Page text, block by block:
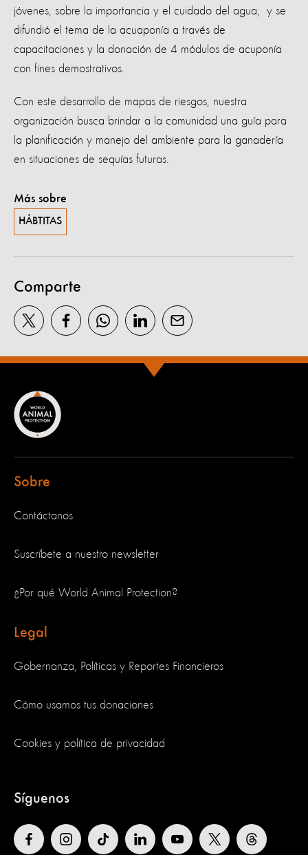
jóvenes, sobre la importancia y el cuidado del agua, y se
difundió el tema de la acuaponía a través de
capacitaciones y la donación de 4 módulos de acuponía
con fines demostrativos.
Con este desarrollo de mapas de riesgos, nuestra
organización busca brindar a la comunidad una guía para
la planificación y manejo del ambiente para la ganadería
en situaciones de sequías futuras.
Más sobre
HÁBTITAS
Comparte
Sobre
Contáctanos
Suscríbete a nuestro newsletter
¿Por qué World Animal Protection?
Legal
Gobernanza, Políticas y Reportes Financieros
Cómo usamos tus donaciones
Cookies y política de privacidad
Síguenos